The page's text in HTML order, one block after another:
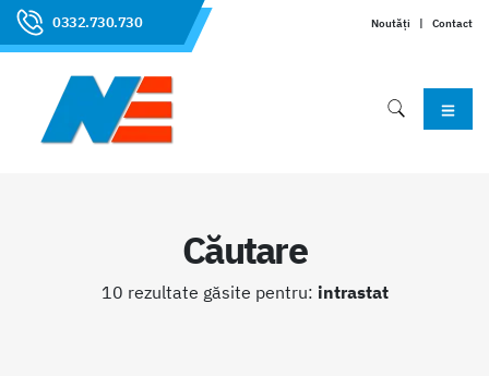
0332.730.730 Noutăți | Contact
Căutare
10 rezultate găsite pentru: intrastat